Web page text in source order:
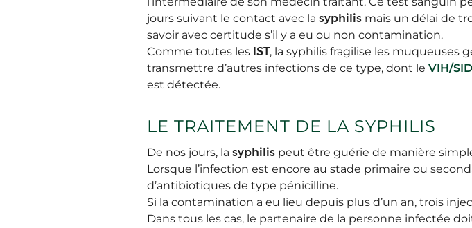
jours suivant le contact avec la syphilis mais un délai de
savoir avec certitude s’il y a eu ou non contamination.
Comme toutes les IST, la syphilis fragilise les muqueuses
transmettre d’autres infections de ce type, dont le VIH/
est détectée.
LE TRAITEMENT DE LA SYPHILIS
De nos jours, la syphilis peut être guérie de manière
Lorsque l’infection est encore au stade primaire ou
d’antibiotiques de type pénicilline.
Si la contamination a eu lieu depuis plus d’un an, trois
Dans tous les cas, le partenaire de la personne infectée